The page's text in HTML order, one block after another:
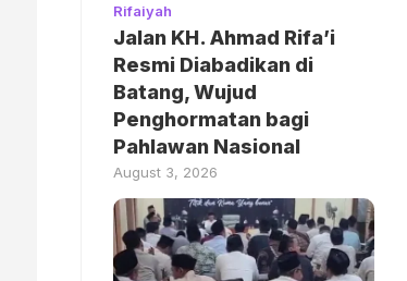
Rifaiyah
Jalan KH. Ahmad Rifa’i
Resmi Diabadikan di
Batang, Wujud
Penghormatan bagi
Pahlawan Nasional
August 3, 2026